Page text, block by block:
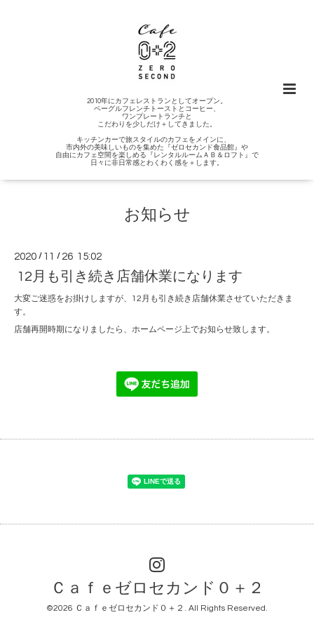
2010年にカフェレストランとしてオープン。
ベーグルフレンチトーストとコーヒー、
ワンプレートランチと
こだわりを少しだけ＋してきました。
キッチンカーで旅スタイルのカフェをメインに、
市内外の美味しいものを集めた『ゼロセカンド食品館』や
自由にカフェ空間を楽しめる『レンタルルームＡＢ＆ロフト』で
日々に非日常感とわくわく感を＋します。
お知らせ
2020 / 11 / 26 15:02
12月も引き続き店舗休業になります
大変ご迷惑をお掛けしますが、12月も引き続き店舗休業させていただきま
す。
店舗再開時期になりましたら、ホームページ上でお知らせ致します。
Ｃａｆｅゼロセカンド０＋２
©2026 Ｃａｆｅゼロセカンド０＋２ . All Rights Reserved.